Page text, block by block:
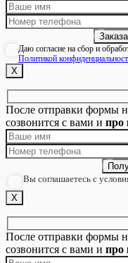
Даю согласие на сбор и
Политикой
Х
После отправки формы
созвонится с вами и про
Вы соглашаетесь с
Х
После отправки формы
созвонится с вами и про